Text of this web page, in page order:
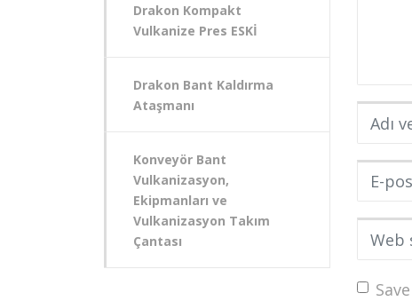
Adı ve
E-
Web
Drakon Kompakt
Vulkanize Pres ESKİ
Drakon Bant Kaldırma
Ataşmanı
Konveyör Bant
Vulkanizasyon,
Ekipmanları ve
Vulkanizasyon Takım
Çantası